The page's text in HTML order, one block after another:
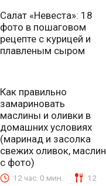
Салат «Невеста»: 18
фото в пошаговом
рецепте с курицей и
плавленым сыром
Как правильно
замариновать
маслины и оливки в
домашних условиях
(маринад и засолка
свежих оливок, маслин
с фото)
12 час. 0 мин. 12